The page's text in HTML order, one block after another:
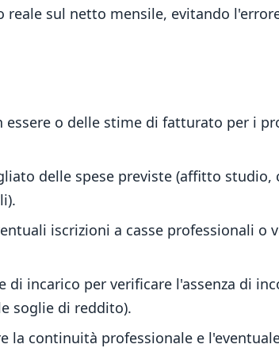
sul netto mensile, evitando
o delle stime di fatturato per i
delle spese previste (affitto studio,
iscrizioni a casse professionali o
di incarico per verificare l'assenza di
soglie di reddito).
la continuità professionale e